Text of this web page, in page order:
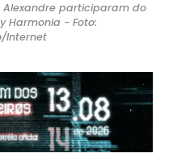
Alexandre participaram do
Harmonia - Foto:
Internet